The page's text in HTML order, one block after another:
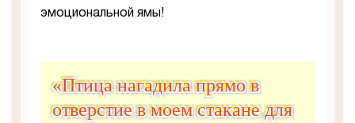
эмоциональной ямы!
«Птица нагадила прямо в
отверстие в моем стакане для